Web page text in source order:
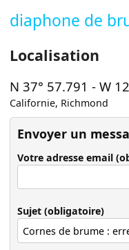
diaphone de
Localisation
N 37° 57.791 -W
Californie, Richmond
Envoyer un
Votre adresse email
Sujet (obligatoire)